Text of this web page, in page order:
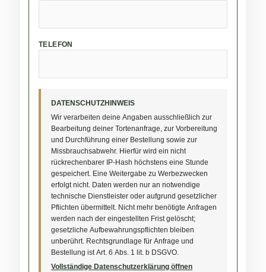
TELEFON
DATENSCHUTZHINWEIS
Wir verarbeiten deine Angaben ausschließlich zur
Bearbeitung deiner Tortenanfrage, zur Vorbereitung
und Durchführung einer Bestellung sowie zur
Missbrauchsabwehr. Hierfür wird ein nicht
rückrechenbarer IP-Hash höchstens eine Stunde
gespeichert. Eine Weitergabe zu Werbezwecken
erfolgt nicht. Daten werden nur an notwendige
technische Dienstleister oder aufgrund gesetzlicher
Pflichten übermittelt. Nicht mehr benötigte Anfragen
werden nach der eingestellten Frist gelöscht;
gesetzliche Aufbewahrungspflichten bleiben
unberührt. Rechtsgrundlage für Anfrage und
Bestellung ist Art. 6 Abs. 1 lit. b DSGVO.
Vollständige Datenschutzerklärung öffnen